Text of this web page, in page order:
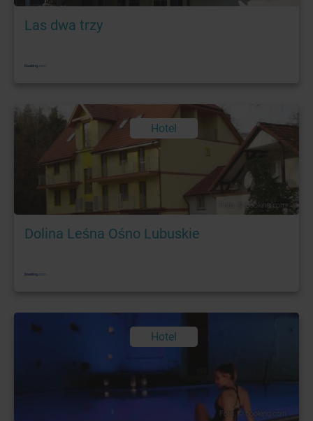
Las dwa trzy
Hotel
Foto: © booking.com
Dolina Leśna Ośno Lubuskie
Hotel
Foto: © booking.com